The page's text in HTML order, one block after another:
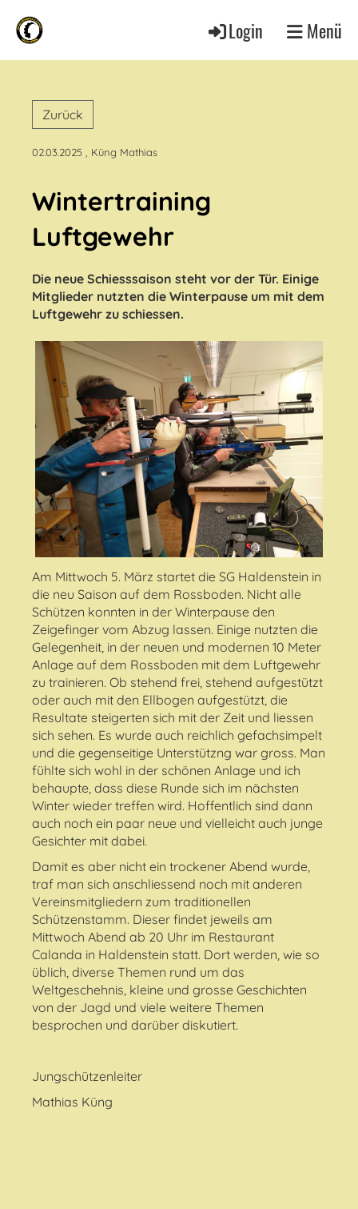
Login Menü
Zurück
02.03.2025 , Küng Mathias
Wintertraining
Luftgewehr
Die neue Schiesssaison steht vor der Tür. Einige
Mitglieder nutzten die Winterpause um mit dem
Luftgewehr zu schiessen.
Am Mittwoch 5. März startet die SG Haldenstein in
die neu Saison auf dem Rossboden. Nicht alle
Schützen konnten in der Winterpause den
Zeigefinger vom Abzug lassen. Einige nutzten die
Gelegenheit, in der neuen und modernen 10 Meter
Anlage auf dem Rossboden mit dem Luftgewehr
zu trainieren. Ob stehend frei, stehend aufgestützt
oder auch mit den Ellbogen aufgestützt, die
Resultate steigerten sich mit der Zeit und liessen
sich sehen. Es wurde auch reichlich gefachsimpelt
und die gegenseitige Unterstützng war gross. Man
fühlte sich wohl in der schönen Anlage und ich
behaupte, dass diese Runde sich im nächsten
Winter wieder treffen wird. Hoffentlich sind dann
auch noch ein paar neue und vielleicht auch junge
Gesichter mit dabei.
Damit es aber nicht ein trockener Abend wurde,
traf man sich anschliessend noch mit anderen
Vereinsmitgliedern zum traditionellen
Schützenstamm. Dieser findet jeweils am
Mittwoch Abend ab 20 Uhr im Restaurant
Calanda in Haldenstein statt. Dort werden, wie so
üblich, diverse Themen rund um das
Weltgeschehnis, kleine und grosse Geschichten
von der Jagd und viele weitere Themen
besprochen und darüber diskutiert.
Jungschützenleiter
Mathias Küng